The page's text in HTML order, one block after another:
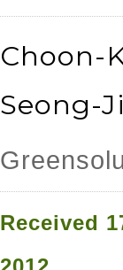
Choon-
Seong-
Received